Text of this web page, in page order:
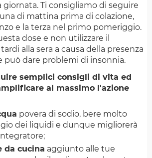
Ti consigliamo di seguire
di mattina prima di colazione,
e la terza nel primo pomeriggio.
dose e non utilizzare il
alla sera a causa della presenza
può dare problemi di insonnia.
semplici consigli di vita ed
al massimo l'azione
povera di sodio, bere molto
dei liquidi e dunque migliorerà
da cucina aggiunto alle tue